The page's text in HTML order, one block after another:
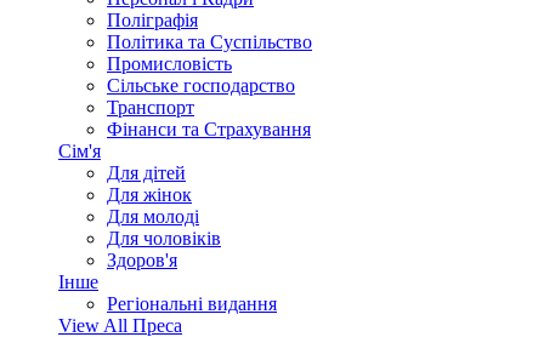
Поліграфія
Політика та Суспільство
Промисловість
Сільське господарство
Транспорт
Фінанси та Страхування
Сім'я
Для дітей
Для жінок
Для молоді
Для чоловіків
Здоров'я
Інше
Регіональні видання
View All Преса